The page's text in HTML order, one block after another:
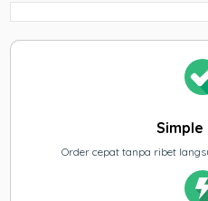
Order cepat tanpa ribet